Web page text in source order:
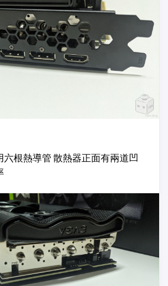
根熱導管 散熱器正面有兩道凹